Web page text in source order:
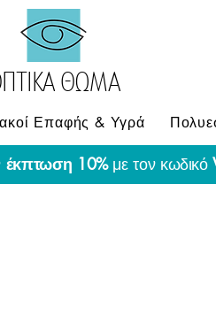
ΘΩΜΑ
Επαφής & Υγρά
έκπτωση 10%με τον κωδικό